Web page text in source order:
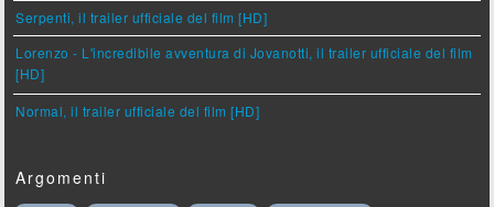
Serpenti, il trailer ufficiale del film [HD]
Lorenzo - L'incredibile avventura di Jovanotti, il trailer ufficiale del film
[HD]
Normal, il trailer ufficiale del film [HD]
Argomenti